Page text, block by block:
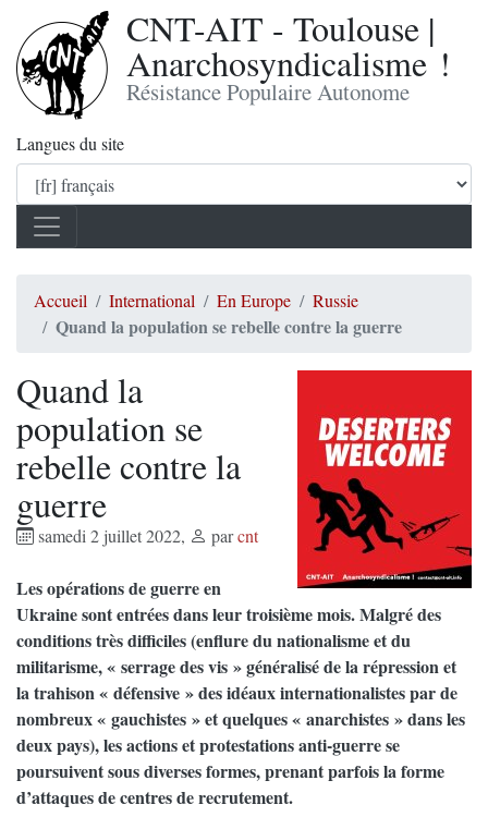
CNT-AIT - Toulouse |
Anarchosyndicalisme !
Résistance Populaire Autonome
Langues du site
Accueil International En Europe Russie
Quand la population se rebelle contre la guerre
Quand la
population se
rebelle contre la
guerre
samedi 2 juillet 2022, parcnt
Les opérations de guerre en
Ukraine sont entrées dans leur troisième mois. Malgré des
conditions très difficiles (enflure du nationalisme et du
militarisme, « serrage des vis » généralisé de la répression et
la trahison « défensive » des idéaux internationalistes par de
nombreux « gauchistes » et quelques « anarchistes » dans les
deux pays), les actions et protestations anti-guerre se
poursuivent sous diverses formes, prenant parfois la forme
d’attaques de centres de recrutement.